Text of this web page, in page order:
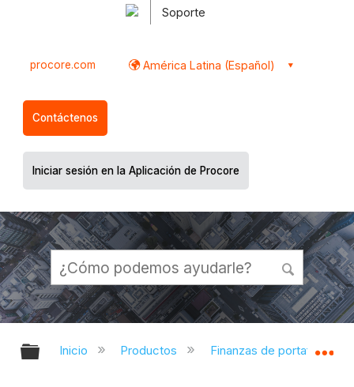
Soporte
procore.com América Latina (Español)
Contáctenos
Iniciar sesión en la Aplicación de Procore
Expandir/contraer jerarquía global
Inicio Productos Finanzas de portafolio y